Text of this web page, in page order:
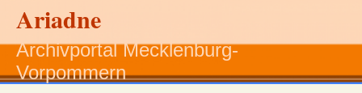
Ariadne
Archivportal Mecklenburg-
Vorpommern